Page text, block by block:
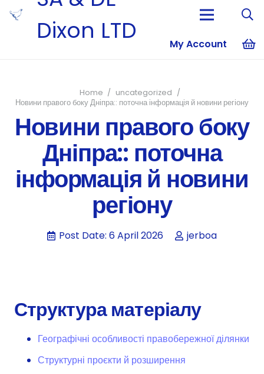
Dixon LTD
My Account
Home / uncategorized /
Новини правого боку Дніпра:: поточна інформація й новини регіону
Новини правого боку
Дніпра:: поточна
інформація й новини
регіону
Post Date:6 April 2026 jerboa
Структура матеріалу
Географічні особливості правобережної ділянки
Структурні проєкти й розширення